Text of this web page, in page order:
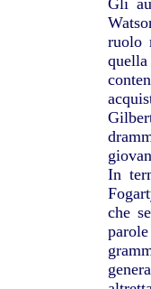
Gli
ruolo
In
che